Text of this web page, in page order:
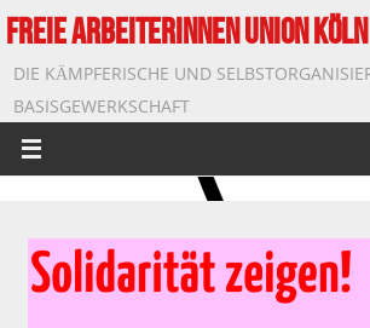
FREIE ARBEITERINNEN UNION KÖLN
DIE KÄMPFERISCHE UND
BASISGEWERKSCHAFT